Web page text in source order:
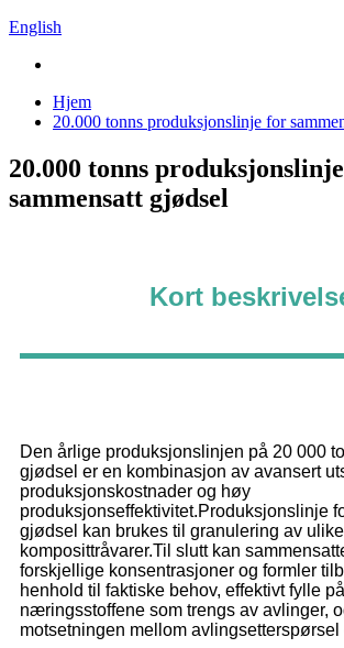
English
Hjem
20.000 tonns produksjonslinje for
20.000 tonns
sammensatt gjødsel
Kort
Den årlige produksjonslinjen på 20 000
gjødsel er en kombinasjon av avansert
produksjonskostnader og høy
produksjonseffektivitet.Produksjonslinje
gjødsel kan brukes til granulering av ulike
komposittråvarer.Til slutt kan
forskjellige konsentrasjoner og formler
henhold til faktiske behov, effektivt fylle på
næringsstoffene som trengs av avlinger,
motsetningen mellom